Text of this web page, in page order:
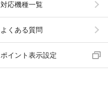
対応機種一覧
よくある質問
ポイント表示設定